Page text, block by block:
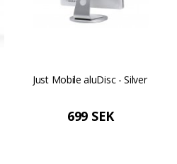
Just Mobile aluDisc - Silver
699 SEK